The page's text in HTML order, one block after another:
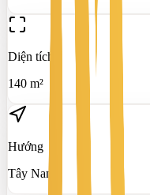
Diện tích
140 m²
Hướng
Tây Nam